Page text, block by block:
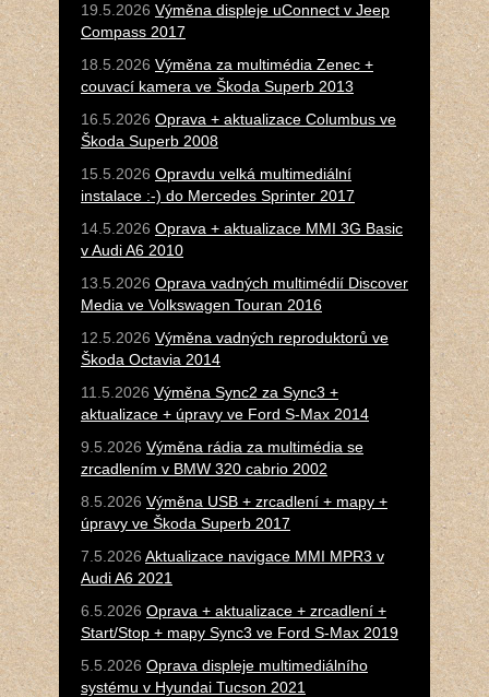
19.5.2026 Výměna displeje uConnect v Jeep
Compass 2017
18.5.2026 Výměna za multimédia Zenec +
couvací kamera ve Škoda Superb 2013
16.5.2026 Oprava + aktualizace Columbus ve
Škoda Superb 2008
15.5.2026 Opravdu velká multimediální
instalace :-) do Mercedes Sprinter 2017
14.5.2026 Oprava + aktualizace MMI 3G Basic
v Audi A6 2010
13.5.2026 Oprava vadných multimédií Discover
Media ve Volkswagen Touran 2016
12.5.2026 Výměna vadných reproduktorů ve
Škoda Octavia 2014
11.5.2026 Výměna Sync2 za Sync3 +
aktualizace + úpravy ve Ford S-Max 2014
9.5.2026 Výměna rádia za multimédia se
zrcadlením v BMW 320 cabrio 2002
8.5.2026 Výměna USB + zrcadlení + mapy +
úpravy ve Škoda Superb 2017
7.5.2026 Aktualizace navigace MMI MPR3 v
Audi A6 2021
6.5.2026 Oprava + aktualizace + zrcadlení +
Start/Stop + mapy Sync3 ve Ford S-Max 2019
5.5.2026 Oprava displeje multimediálního
systému v Hyundai Tucson 2021